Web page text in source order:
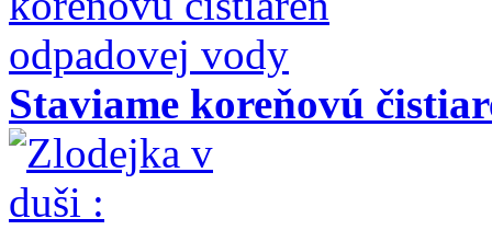
Staviame koreňovú